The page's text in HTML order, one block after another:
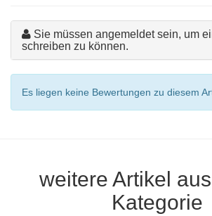
Sie müssen angemeldet sein, um
schreiben zu können.
Es liegen keine Bewertungen zu diesem
weitere Artikel
Kategorie